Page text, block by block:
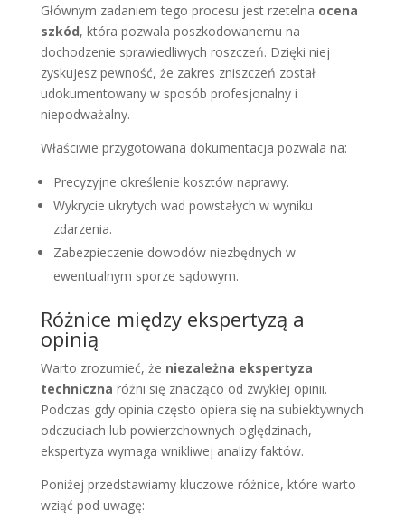
Głównym zadaniem tego procesu jest rzetelna ocena
szkód, która pozwala poszkodowanemu na
dochodzenie sprawiedliwych roszczeń. Dzięki niej
zyskujesz pewność, że zakres zniszczeń został
udokumentowany w sposób profesjonalny i
niepodważalny.
Właściwie przygotowana dokumentacja pozwala na:
Precyzyjne określenie kosztów naprawy.
Wykrycie ukrytych wad powstałych w wyniku
zdarzenia.
Zabezpieczenie dowodów niezbędnych w
ewentualnym sporze sądowym.
Różnice między ekspertyzą a
opinią
Warto zrozumieć, że niezależna ekspertyza
techniczna różni się znacząco od zwykłej opinii.
Podczas gdy opinia często opiera się na subiektywnych
odczuciach lub powierzchownych oględzinach,
ekspertyza wymaga wnikliwej analizy faktów.
Poniżej przedstawiamy kluczowe różnice, które warto
wziąć pod uwagę: